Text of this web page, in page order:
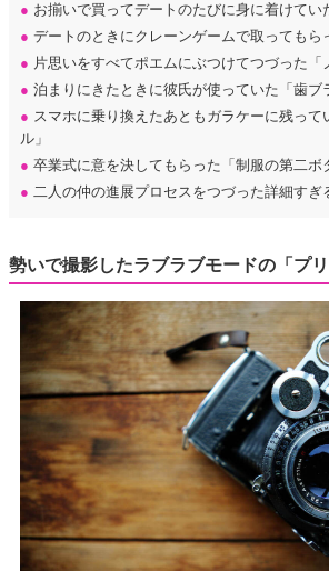
● お揃いで買ってデートのたびに身に着けてい
● デートのときにクレーンゲームで取ってもら
● 片思いをすべてポエムにぶつけてつづった「
● 泊まりにきたときに彼氏が使っていた「歯ブ
● スマホに乗り換えたあともガラケーに残って
ル」
● 卒業式に意を決してもらった「制服の第二ボ
● 二人の仲の進展プロセスをつづった詳細すぎ
勢いで撮影したラブラブモードの「プリ